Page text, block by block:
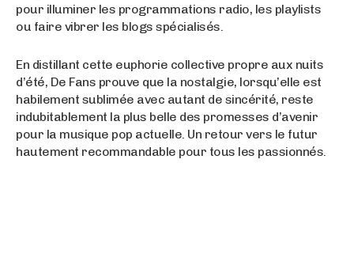
pour illuminer les programmations radio, les playlists
ou faire vibrer les blogs spécialisés.
En distillant cette euphorie collective propre aux nuits
d’été, De Fans prouve que la nostalgie, lorsqu’elle est
habilement sublimée avec autant de sincérité, reste
indubitablement la plus belle des promesses d’avenir
pour la musique pop actuelle. Un retour vers le futur
hautement recommandable pour tous les passionnés.